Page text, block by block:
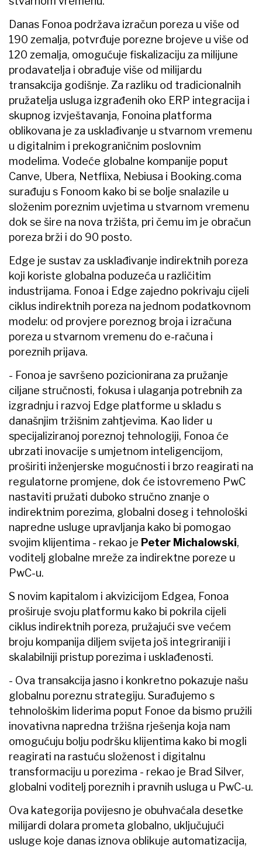
Danas Fonoa podržava izračun poreza u više od
190 zemalja, potvrđuje porezne brojeve u više od
120 zemalja, omogućuje fiskalizaciju za milijune
prodavatelja i obrađuje više od milijardu
transakcija godišnje. Za razliku od tradicionalnih
pružatelja usluga izgrađenih oko ERP integracija i
skupnog izvještavanja, Fonoina platforma
oblikovana je za usklađivanje u stvarnom vremenu
u digitalnim i prekograničnim poslovnim
modelima. Vodeće globalne kompanije poput
Canve, Ubera, Netflixa, Nebiusa i Booking.coma
surađuju s Fonoom kako bi se bolje snalazile u
složenim poreznim uvjetima u stvarnom vremenu
dok se šire na nova tržišta, pri čemu im je obračun
poreza brži i do 90 posto.
Edge je sustav za usklađivanje indirektnih poreza
koji koriste globalna poduzeća u različitim
industrijama. Fonoa i Edge zajedno pokrivaju cijeli
ciklus indirektnih poreza na jednom podatkovnom
modelu: od provjere poreznog broja i izračuna
poreza u stvarnom vremenu do e-računa i
poreznih prijava.
- Fonoa je savršeno pozicionirana za pružanje
ciljane stručnosti, fokusa i ulaganja potrebnih za
izgradnju i razvoj Edge platforme u skladu s
današnjim tržišnim zahtjevima. Kao lider u
specijaliziranoj poreznoj tehnologiji, Fonoa će
ubrzati inovacije s umjetnom inteligencijom,
proširiti inženjerske mogućnosti i brzo reagirati na
regulatorne promjene, dok će istovremeno PwC
nastaviti pružati duboko stručno znanje o
indirektnim porezima, globalni doseg i tehnološki
napredne usluge upravljanja kako bi pomogao
svojim klijentima - rekao je Peter Michalowski,
voditelj globalne mreže za indirektne poreze u
PwC-u.
S novim kapitalom i akvizicijom Edgea, Fonoa
proširuje svoju platformu kako bi pokrila cijeli
ciklus indirektnih poreza, pružajući sve većem
broju kompanija diljem svijeta još integriraniji i
skalabilniji pristup porezima i usklađenosti.
- Ova transakcija jasno i konkretno pokazuje našu
globalnu poreznu strategiju. Surađujemo s
tehnološkim liderima poput Fonoe da bismo pružili
inovativna napredna tržišna rješenja koja nam
omogućuju bolju podršku klijentima kako bi mogli
reagirati na rastuću složenost i digitalnu
transformaciju u porezima - rekao je Brad Silver,
globalni voditelj poreznih i pravnih usluga u PwC-u.
Ova kategorija povijesno je obuhvaćala desetke
milijardi dolara prometa globalno, uključujući
usluge koje danas iznova oblikuje automatizacija,